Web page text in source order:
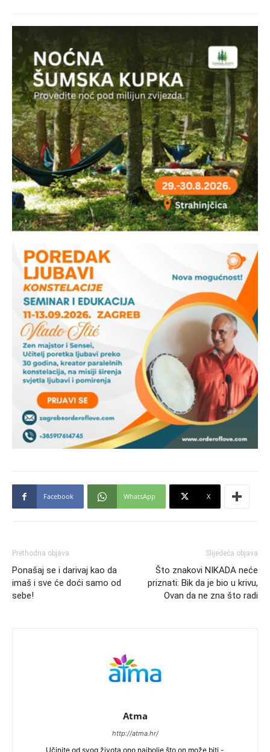
Facebook WhatsApp X
Prethodna objava
Ponašaj se i darivaj kao da
imaš i sve će doći samo od
sebe!
Slijedeća objava
Što znakovi NIKADA neće
priznati: Bik da je bio u krivu,
Ovan da ne zna što radi
Atma
http://atma.hr/
Učinite od svog života ono najbolje što on može biti -